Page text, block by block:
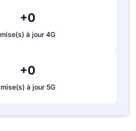
+0
mise(s) à jour 4G
+0
mise(s) à jour 5G